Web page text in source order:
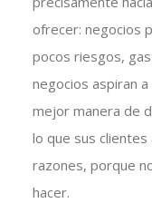
ofrecer: negocios
pocos riesgos,
negocios aspiran
mejor manera de
lo que sus
razones, porque
hacer.